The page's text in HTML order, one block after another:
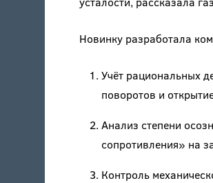
Новинку разработала
Учёт рациональных
поворотов и
Анализ степени
сопротивления» на
Контроль